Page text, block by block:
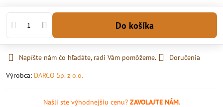
Do košíka
Napíšte nám čo hľadáte, radi Vám pomôžeme.
Doručenia
Výrobca: DARCO Sp. z o.o.
Našli ste výhodnejšiu cenu?ZAVOLAJTE NÁM.